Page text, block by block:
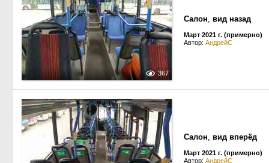
367
Салон, вид назад
Март 2021 г. (примерно)
Автор: АндрейС
Салон, вид вперёд
Март 2021 г. (примерно)
Автор: АндрейС